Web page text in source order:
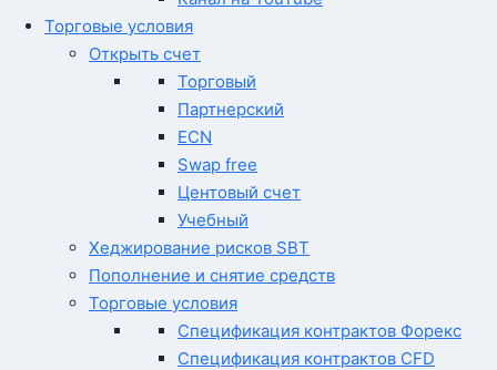
Торговые условия
Открыть счет
Торговый
Партнерский
ECN
Swap free
Центовый счет
Учебный
Хеджирование рисков SBT
Пополнение и снятие средств
Торговые условия
Спецификация контрактов Форекс
Спецификация контрактов CFD